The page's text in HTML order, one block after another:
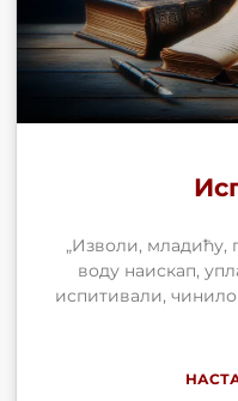
„Изволи, младићу,
воду наискап,
испитивали,